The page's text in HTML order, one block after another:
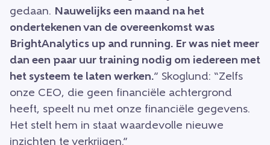
gedaan. Nauwelijks een maand na het
ondertekenen van de overeenkomst was
BrightAnalytics up and running. Er was niet meer
dan een paar uur training nodig om iedereen met
het systeem te laten werken.” Skoglund: “Zelfs
onze CEO, die geen financiële achtergrond
heeft, speelt nu met onze financiële gegevens.
Het stelt hem in staat waardevolle nieuwe
inzichten te verkrijgen.”